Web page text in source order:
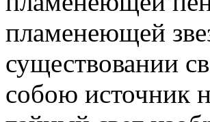
пламенеющей
существовании
собою источник